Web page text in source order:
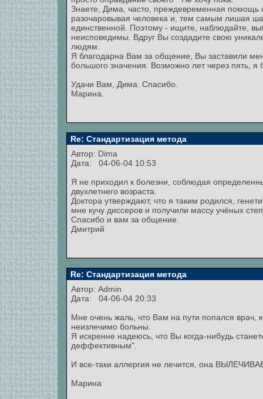
Знаете, Дима, часто, преждевременная помощь
разочаровывая человека и, тем самым лишая
единственной. Поэтому - ищите, наблюдайте,
неисповедимы. Вдруг Вы создадите свою
людям.
Я благодарна Вам за общение, Вы заставили
большого значения. Возможно лет через пять, я
Удачи Вам, Дима. Спасибо.
Марина.
Re: Стандартизация метода
Автор: Dima
Дата: 04-06-04 10:53
Я не приходил к болезни, соблюдая
двухлетнего возраста.
Доктора утверждают, что я таким родился,
мне кучу диссеров и получили массу учёных
Спасибо и вам за общение.
Дмитрий
Re: Стандартизация метода
Автор: Admin
Дата: 04-06-04 20:33
Мне очень жаль, что Вам на пути попался
неизлечимо больны.
Я искренне надеюсь, что Вы когда-нибудь
деффективным".
И все-таки аллергия не лечится, она
Марина